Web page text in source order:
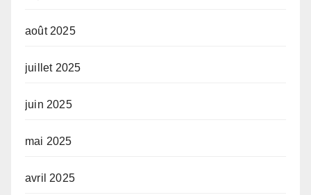
août 2025
juillet 2025
juin 2025
mai 2025
avril 2025